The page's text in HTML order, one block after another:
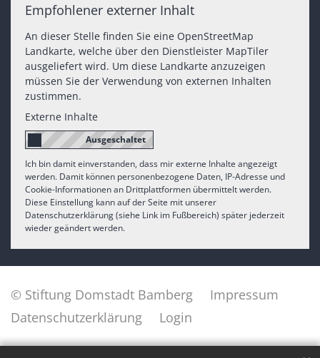
Empfohlener externer Inhalt
An dieser Stelle finden Sie eine OpenStreetMap
Landkarte, welche über den Dienstleister MapTiler
ausgeliefert wird. Um diese Landkarte anzuzeigen
müssen Sie der Verwendung von externen Inhalten
zustimmen.
Externe Inhalte
Ich bin damit einverstanden, dass mir externe Inhalte angezeigt
werden. Damit können personenbezogene Daten, IP-Adresse und
Cookie-Informationen an Drittplattformen übermittelt werden.
Diese Einstellung kann auf der Seite mit unserer
Datenschutzerklärung (siehe Link im Fußbereich) später jederzeit
wieder geändert werden.
© Stiftung Domstadt Bamberg
Impressum
Datenschutzerklärung
Login